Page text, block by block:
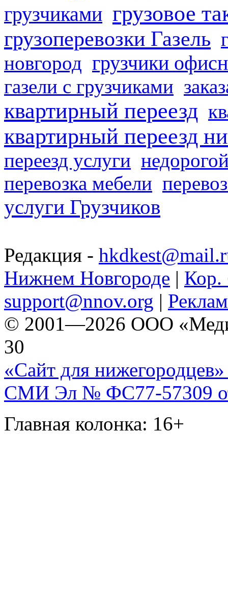
грузчиками грузовое
грузоперевозки Газель
новгород грузчики
газели с грузчиками
квартирный переезд
квартирный переезд
переезд услуги
перевозка мебели
услуги Грузчиков
Редакция -
Нижнем Новгороде | Кор.
support@nnov.org |
© 2001—2026 ООО
30
«Сайт для нижегородцев»
СМИ Эл № ФС77-57309
Главная колонка: 16+